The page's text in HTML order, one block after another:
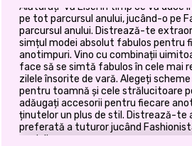
Alăturați-vă Elsei în timp ce vă duce
pe tot parcursul anului, jucând-o pe
parcursul anului. Distrează-te
simțul modei absolut fabulos pentru
anotimpuri. Vino cu combinații
face să se simtă fabulos în cele mai
zilele însorite de vară. Alegeți
pentru toamnă și cele strălucitoare
adăugați accesorii pentru fiecare
ținutelor un plus de stil. Distrează-te
preferată a tuturor jucând
anului!